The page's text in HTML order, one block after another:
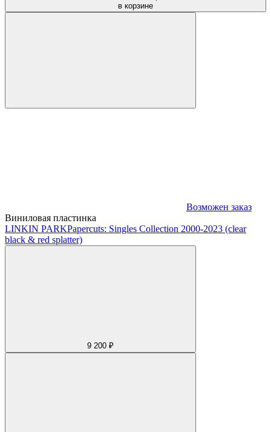
в корзине
Возможен заказ
Виниловая пластинка
LINKIN PARKPapercuts: Singles Collection 2000-2023 (clear
black & red splatter)
9 200 ₽